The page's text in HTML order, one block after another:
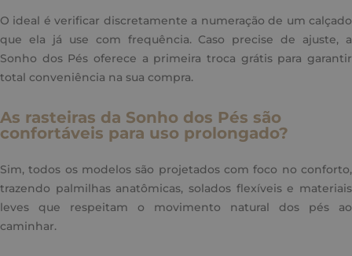
O ideal é verificar discretamente a numeração de um calçado
que ela já use com frequência. Caso precise de ajuste, a
Sonho dos Pés oferece a primeira troca grátis para garantir
total conveniência na sua compra.
As rasteiras da Sonho dos Pés são
confortáveis para uso prolongado?
Sim, todos os modelos são projetados com foco no conforto,
trazendo palmilhas anatômicas, solados flexíveis e materiais
leves que respeitam o movimento natural dos pés ao
caminhar.